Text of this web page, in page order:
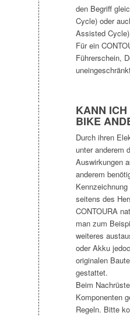
den Begriff
Cycle) oder
Assisted
Für ein
Führerschein,
KANN
BIKE
Durch ihren
unter anderem
Auswirkungen
anderem
seitens des
CONTOURA
man zum
weiteres
oder Akku
originalen
gestattet.
Beim
Komponenten
Regeln. Bitte